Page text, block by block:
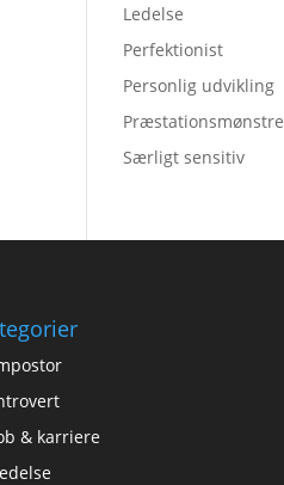
Ledelse
Perfektionist
Personlig udvikling
Præstationsmønstre
Særligt sensitiv
& karriere